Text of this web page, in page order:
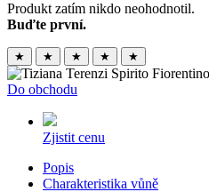
Produkt zatím nikdo neohodnotil.
Buďte první.
★ ★ ★ ★ ★
Do obchodu
Zjistit cenu
Popis
Charakteristika vůně